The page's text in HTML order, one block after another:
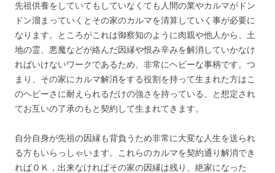
先祖供養をしていてもしていなくても人間の業やカルマがドン
ドン溜まっていくとその家のカルマを清算していく事が必要に
なります。ところがこれは御察知のように肉親や他人から、土
地の霊、悪魔などが絡んだ因縁や恨み辛みを解消していかなけ
ればいけないワークであるため、非常にヘビーな事柄です。つ
まり、その家にカルマ解消をする役割を持って生まれた方はこ
のヘビーさに耐えられるだけの強さを持っている、と想定され
てお互いの了承のもと契約して生まれてきます。
自分自身が先祖の因縁も背負うため非常に大変な人生を送られ
る方もいらっしゃいます。これらのカルマを契約通り解消でき
ればＯＫ，出来なければその家の因縁は残り、絶家になった